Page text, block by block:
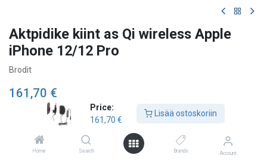
Price:
161,70 €
Lisää ostoskoriin
Home Search Brands Account
Aktpidike kiint as Qi wireless Apple
iPhone 12/12 Pro
Brodit
161,70 €
Lisää ostoskoriin